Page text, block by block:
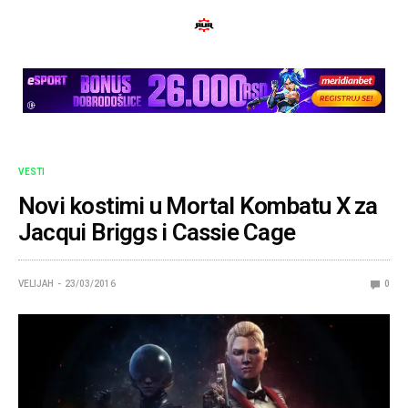
VESTI
Novi kostimi u Mortal Kombatu X za
Jacqui Briggs i Cassie Cage
VELIJAH 23/03/2016 0